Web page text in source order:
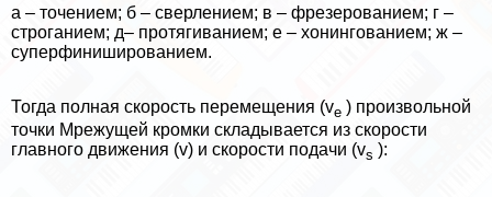
а – точением; б – сверлением; в – фрезерованием; г –
строганием; д– протягиванием; е – хонингованием; ж –
суперфинишированием.
Тогда полная скорость перемещения (ve ) произвольной
точки Мрежущей кромки складывается из скорости
главного движения (v) и скорости подачи (vs ):